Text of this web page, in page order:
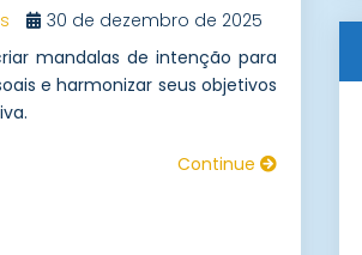
30 de dezembro de 2025
mandalas de intenção para
e harmonizar seus objetivos
Continue